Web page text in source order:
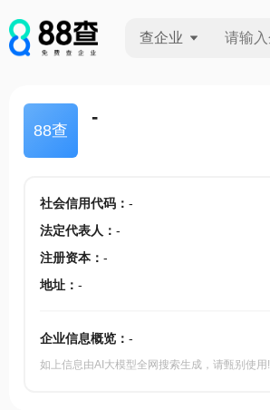
查企业
88查
-
社会信用代码： -
法定代表人 ： -
注册资本： -
地址： -
企业信息概览： -
如上信息由AI大模型全网搜索生成，请甄别使用!